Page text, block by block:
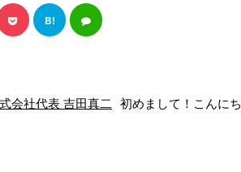
B!
会社代表 吉田真二 初めまして！こんに